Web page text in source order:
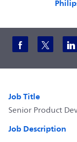
Share via
Job Title
Senior Product
Job Description